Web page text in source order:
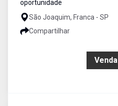
oportunidade
São Joaquim, Franca - SP
Compartilhar
Venda